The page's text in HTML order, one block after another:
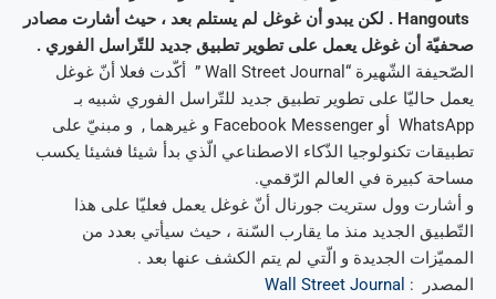
Hangouts . لكن يبدو أن غوغل لم يستلم بعد ، حيث أشارت مصادر
صحفيّة أن غوغل يعمل على تطوير تطبيق جديد للتّراسل الفوري .
الصّحيفة الشّهيرة “Wall Street Journal ” أكّدت فعلا أنّ غوغل
يعمل حاليّا على تطوير تطبيق جديد للتّراسل الفوري شبيه بـ
WhatsApp أو Facebook Messenger و غيرهما , و مبنيّ على
تطبيقات تكنولوجيا الذّكاء الاصطناعي الّذي بدأ شيئا فشيئا يكسب
مساحة كبيرة في العالم الرّقمي.
و أشارت وول ستريت جورنال أنّ غوغل يعمل فعليّا على هذا
التّطبيق الجديد منذ ما يقارب السّنة ، حيث سيأتي بعدد من
المميّزات الجديدة و الّتي لم يتم الكشف عنها بعد .
المصدر : Wall Street Journal